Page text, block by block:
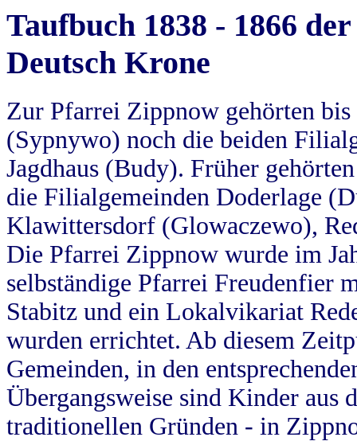
Taufbuch 1838 - 1866
Deutsch Krone
Zur Pfarrei Zippnow gehörten
(Sypnywo) noch die beiden
Jagdhaus (Budy). Früher
die Filialgemeinden Doderlage
Klawittersdorf (Glowaczewo),
Die Pfarrei Zippnow wurde im
selbständige Pfarrei Freudenfier
Stabitz und ein Lokalvikariat
wurden errichtet. Ab diesem
Gemeinden, in den
Übergangsweise sind Kinder aus
traditionellen Gründen - in